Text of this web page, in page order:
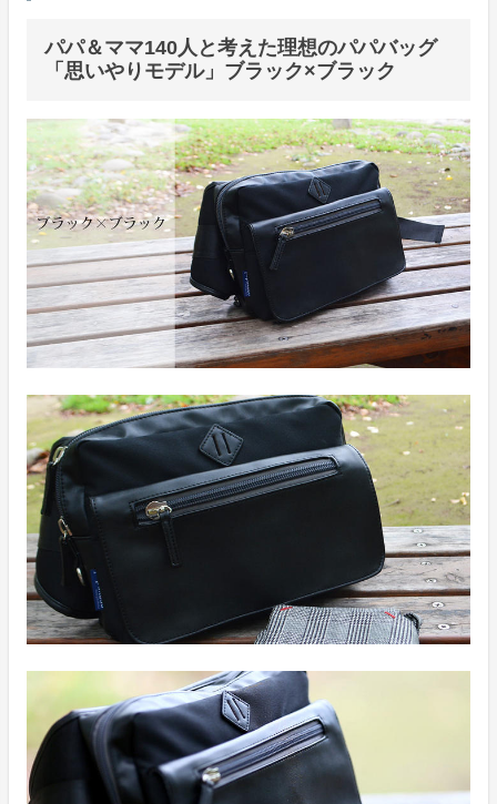
パパ＆ママ140人と考えた理想のパパバッグ
「思いやりモデル」ブラック×ブラック